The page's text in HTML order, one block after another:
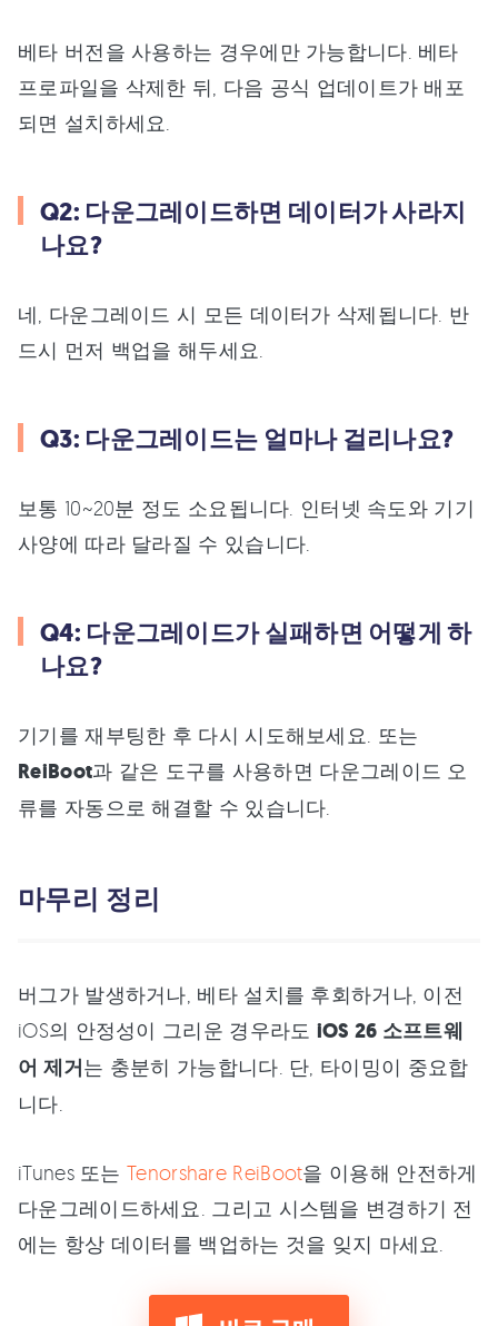
베타 버전을 사용하는 경우에만 가능합니다. 베타
프로파일을 삭제한 뒤, 다음 공식 업데이트가 배포
되면 설치하세요.
Q2: 다운그레이드하면 데이터가 사라지
나요?
네, 다운그레이드 시 모든 데이터가 삭제됩니다. 반
드시 먼저 백업을 해두세요.
Q3: 다운그레이드는 얼마나 걸리나요?
보통 10~20분 정도 소요됩니다. 인터넷 속도와 기기
사양에 따라 달라질 수 있습니다.
Q4: 다운그레이드가 실패하면 어떻게 하
나요?
기기를 재부팅한 후 다시 시도해보세요. 또는
ReiBoot과 같은 도구를 사용하면 다운그레이드 오
류를 자동으로 해결할 수 있습니다.
마무리 정리
버그가 발생하거나, 베타 설치를 후회하거나, 이전
iOS의 안정성이 그리운 경우라도 iOS 26 소프트웨
어 제거는 충분히 가능합니다. 단, 타이밍이 중요합
니다.
iTunes 또는 Tenorshare ReiBoot을 이용해 안전하게
다운그레이드하세요. 그리고 시스템을 변경하기 전
에는 항상 데이터를 백업하는 것을 잊지 마세요.